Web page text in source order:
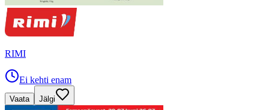
RIMI
Ei kehti enam
Vaata Jälgi